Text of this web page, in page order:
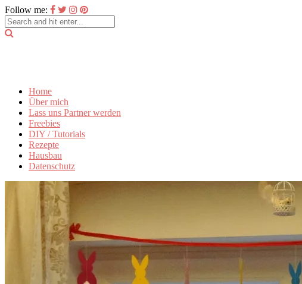
Follow me:
Home
Über mich
Lass uns Partner werden
Freebies
DIY / Tutorials
Rezepte
Hausbau
Datenschutz